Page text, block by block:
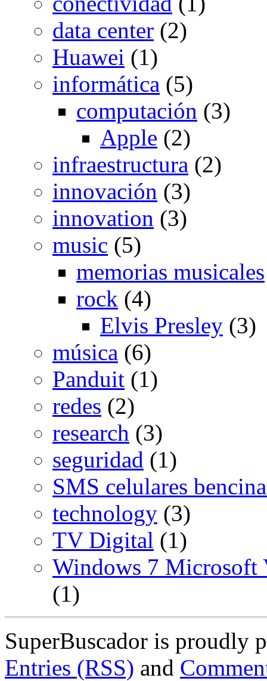
data center (2)
Huawei (1)
informática (5)
computación (3)
Apple (2)
infraestructura (2)
innovación (3)
innovation (3)
music (5)
memorias musicales
rock (4)
Elvis Presley (3)
música (6)
Panduit (1)
redes (2)
research (3)
seguridad (1)
SMS celulares
technology (3)
TV Digital (1)
Windows 7 Microsoft
(1)
SuperBuscador is proudly
Entries (RSS) and